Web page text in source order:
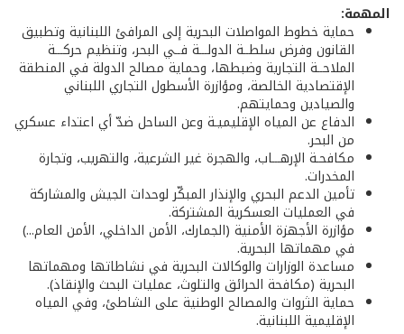
المهمة:
حماية خطوط المواصلات البحرية إلى المرافئ اللبنانية وتطبيق
القانون وفرض سلطــة الدولـــة فــي البحر، وتنظيم حركـــة
الملاحــة التجارية وضبطها، وحماية مصالح الدولة في المنطقة
الإقتصادية الخالصة، ومؤازرة الأسطول التجاري اللبناني
والصيادين وحمايتهم.
الدفاع عن المياه الإقليميـة وعن الساحل ضدّ أي اعتداء عسكري
من البحر.
مكافحـة الإرهـــاب، والهجرة غير الشرعية، والتهريب، وتجارة
المخدرات.
تأمين الدعم البحري والإنذار المبكّر لوحدات الجيش والمشاركة
في العمليات العسكرية المشتركة.
مؤازرة الأجهزة الأمنية (الجمارك، الأمن الداخلي، الأمن العام...)
في مهماتها البحرية.
مساعدة الوزارات والوكالات البحرية في نشاطاتها ومهماتها
البحرية (مكافحة الحرائق والتلوث، عمليات البحث والإنقاذ).
حماية الثروات والمصالح الوطنية على الشاطئ، وفي المياه
الإقليمية اللبنانية.